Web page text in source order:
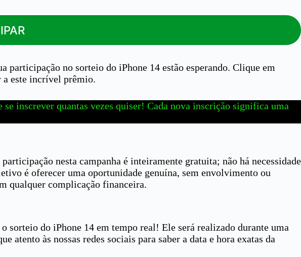
participação no sorteio do iPhone 14 estão esperando. Clique em
a este incrível prêmio.
se inscrever quantas vezes quiser! Cada nova inscrição significa uma
participação nesta campanha é inteiramente gratuita; não há necessidade
é oferecer uma oportunidade genuína, sem envolvimento ou
qualquer complicação financeira.
sorteio do iPhone 14 em tempo real! Ele será realizado durante uma
atento às nossas redes sociais para saber a data e hora exatas da